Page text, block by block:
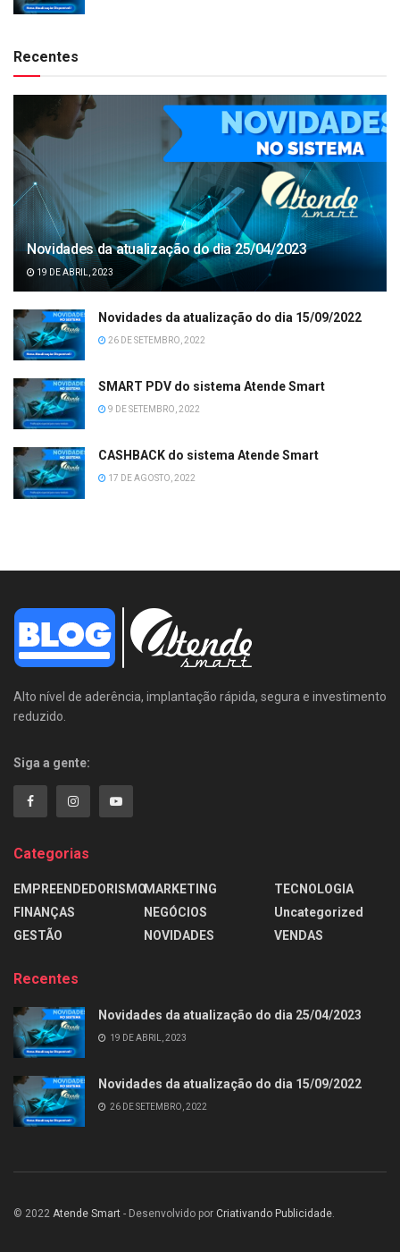
Recentes
Novidades da atualização do dia 25/04/2023
19 DE ABRIL, 2023
Novidades da atualização do dia 15/09/2022
26 DE SETEMBRO, 2022
SMART PDV do sistema Atende Smart
9 DE SETEMBRO, 2022
CASHBACK do sistema Atende Smart
17 DE AGOSTO, 2022
Alto nível de aderência, implantação rápida, segura e investimento
reduzido.
Siga a gente:
Categorias
EMPREENDEDORISMO
FINANÇAS
GESTÃO
MARKETING
NEGÓCIOS
NOVIDADES
TECNOLOGIA
Uncategorized
VENDAS
Recentes
Novidades da atualização do dia 25/04/2023
19 DE ABRIL, 2023
Novidades da atualização do dia 15/09/2022
26 DE SETEMBRO, 2022
© 2022 Atende Smart - Desenvolvido por Criativando Publicidade.